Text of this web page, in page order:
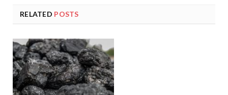
RELATED POSTS